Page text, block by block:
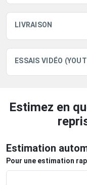
LIVRAISON
ESSAIS VIDÉO
Estimez en
Estimation
Pour une estimation